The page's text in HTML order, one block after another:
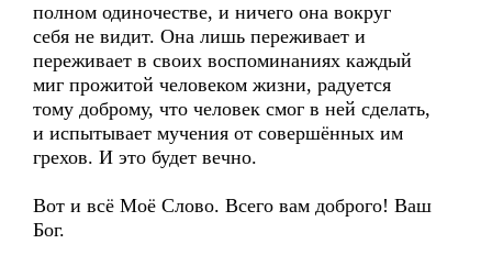
полном одиночестве, и ничего она вокруг
себя не видит. Она лишь переживает и
переживает в своих воспоминаниях каждый
миг прожитой человеком жизни, радуется
тому доброму, что человек смог в ней сделать,
и испытывает мучения от совершённых им
грехов. И это будет вечно.
Вот и всё Моё Слово. Всего вам доброго! Ваш
Бог.